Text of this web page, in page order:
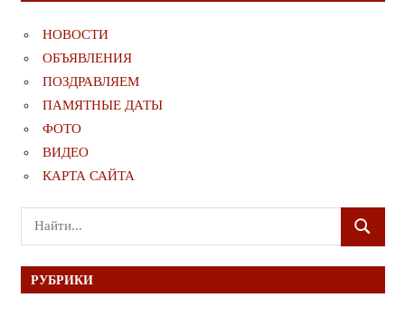
НОВОСТИ
ОБЪЯВЛЕНИЯ
ПОЗДРАВЛЯЕМ
ПАМЯТНЫЕ ДАТЫ
ФОТО
ВИДЕО
КАРТА САЙТА
Поиск
для:
ПОИСК
РУБРИКИ